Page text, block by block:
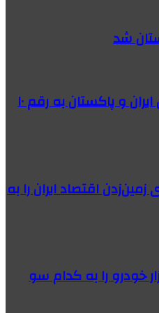
شد
افزایش حجم تجارت بین ایران و پاکستان به رقم ۱۰
اقتصاد ایران را به
خودرو را به کدام سو